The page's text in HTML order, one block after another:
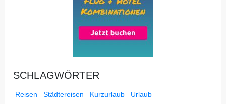
SCHLAGWÖRTER
Reisen Städtereisen Kurzurlaub
Urlaub